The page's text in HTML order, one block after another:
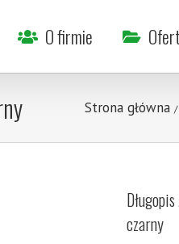
O firmie
Strona główna /
czarny